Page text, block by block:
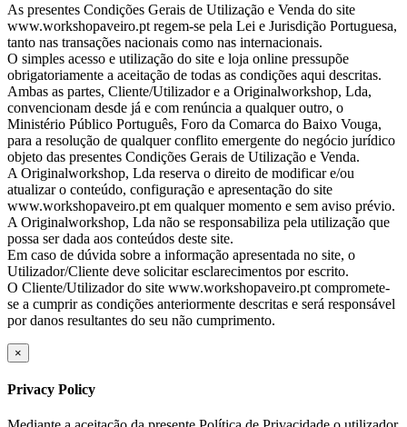
As presentes Condições Gerais de Utilização e Venda do site
www.workshopaveiro.pt regem-se pela Lei e Jurisdição Portuguesa,
tanto nas transações nacionais como nas internacionais.
O simples acesso e utilização do site e loja online pressupõe
obrigatoriamente a aceitação de todas as condições aqui descritas.
Ambas as partes, Cliente/Utilizador e a Originalworkshop, Lda,
convencionam desde já e com renúncia a qualquer outro, o
Ministério Público Português, Foro da Comarca do Baixo Vouga,
para a resolução de qualquer conflito emergente do negócio jurídico
objeto das presentes Condições Gerais de Utilização e Venda.
A Originalworkshop, Lda reserva o direito de modificar e/ou
atualizar o conteúdo, configuração e apresentação do site
www.workshopaveiro.pt em qualquer momento e sem aviso prévio.
A Originalworkshop, Lda não se responsabiliza pela utilização que
possa ser dada aos conteúdos deste site.
Em caso de dúvida sobre a informação apresentada no site, o
Utilizador/Cliente deve solicitar esclarecimentos por escrito.
O Cliente/Utilizador do site www.workshopaveiro.pt compromete-
se a cumprir as condições anteriormente descritas e será responsável
por danos resultantes do seu não cumprimento.
×
Privacy Policy